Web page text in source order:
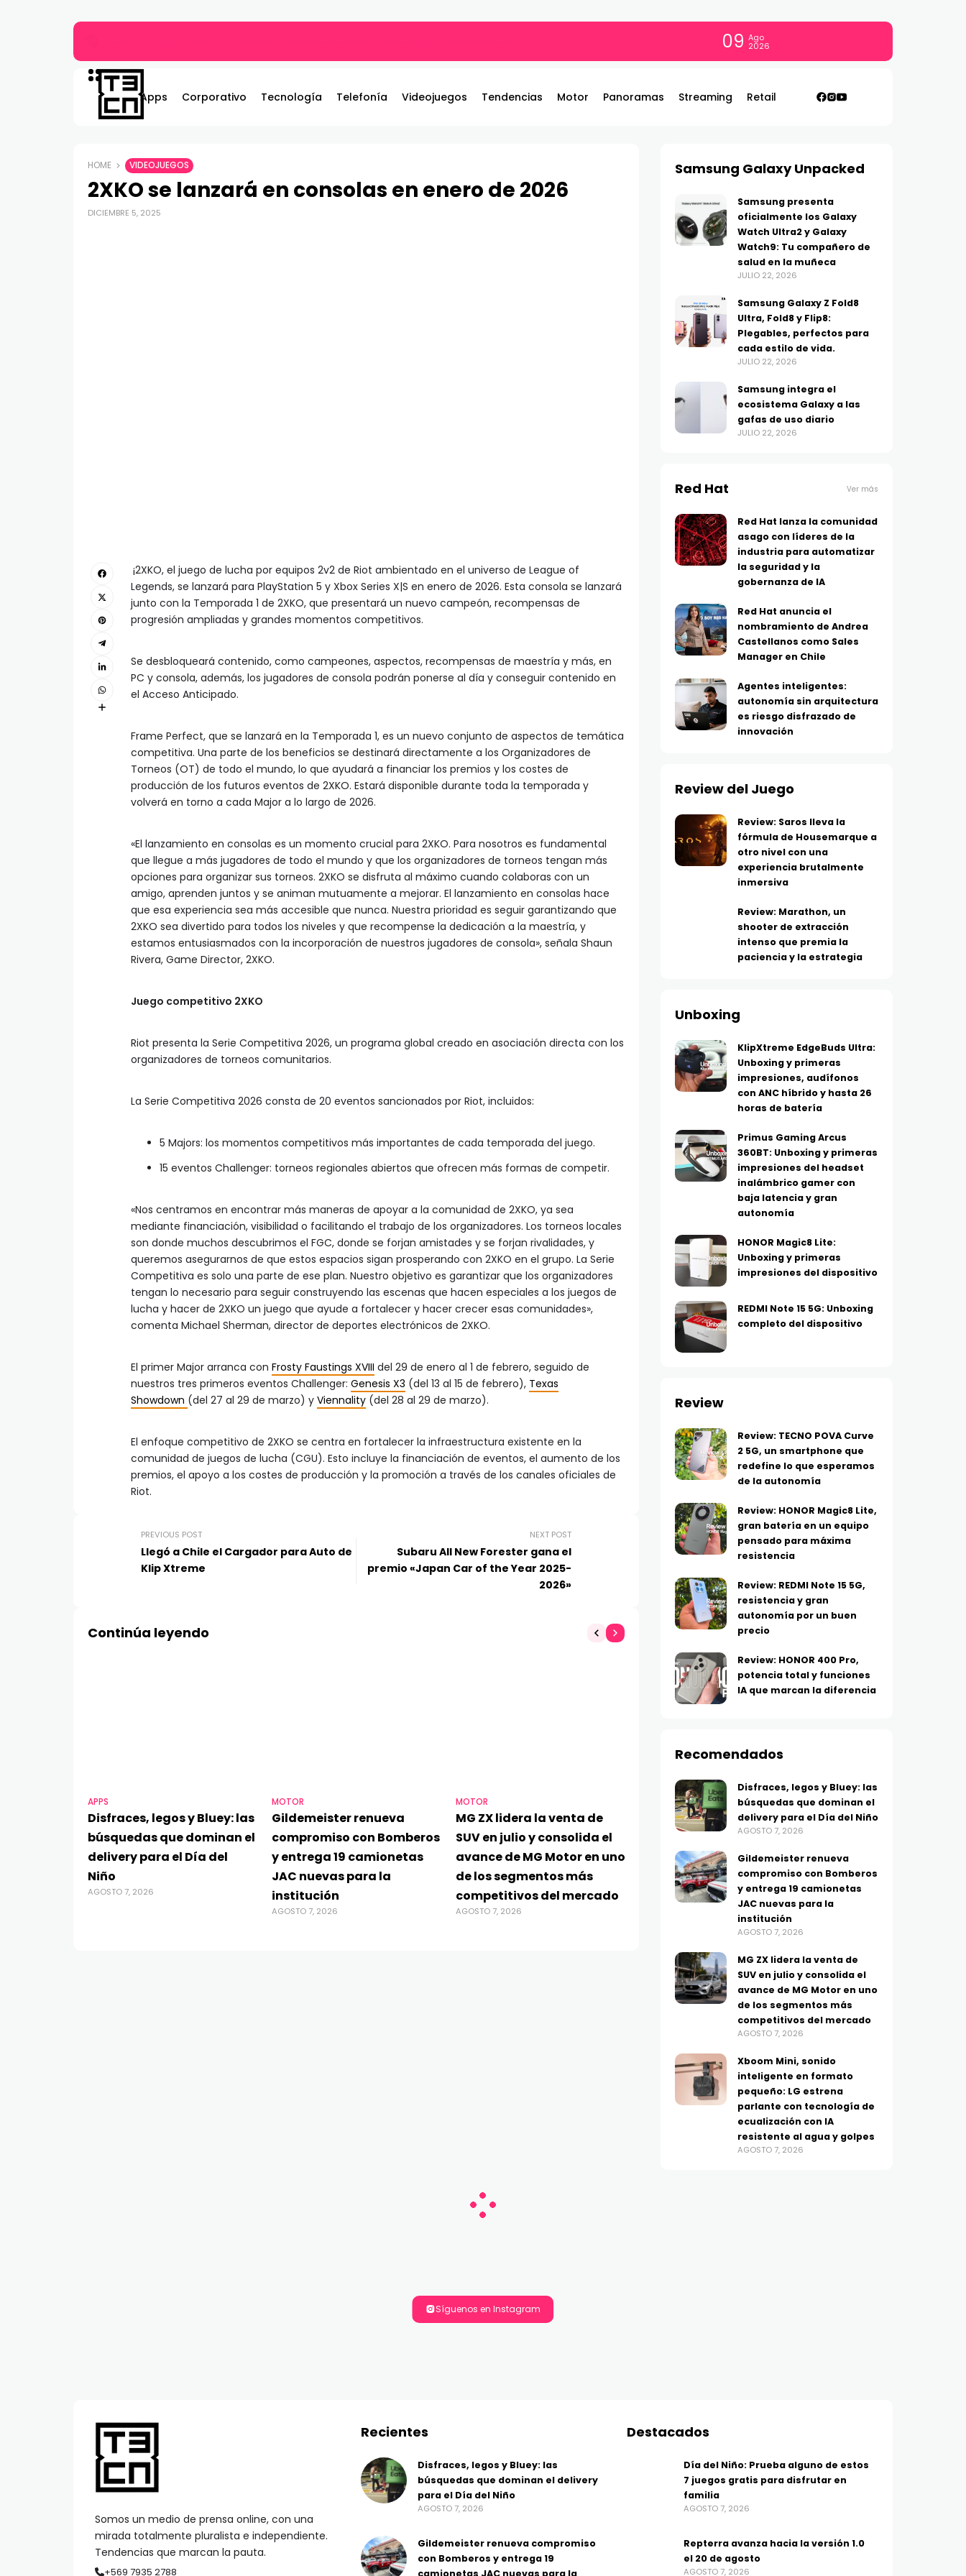
09 Ago
2026
Apps Corporativo Tecnología Telefonía Videojuegos Tendencias Motor Panoramas Streaming Retail
HOME VIDEOJUEGOS
2XKO se lanzará en consolas en enero de 2026
DICIEMBRE 5, 2025
¡2XKO, el juego de lucha por equipos 2v2 de Riot ambientado en el universo de League of
Legends, se lanzará para PlayStation 5 y Xbox Series X|S en enero de 2026. Esta consola se lanzará
junto con la Temporada 1 de 2XKO, que presentará un nuevo campeón, recompensas de
progresión ampliadas y grandes momentos competitivos.
Se desbloqueará contenido, como campeones, aspectos, recompensas de maestría y más, en
PC y consola, además, los jugadores de consola podrán ponerse al día y conseguir contenido en
el Acceso Anticipado.
Frame Perfect, que se lanzará en la Temporada 1, es un nuevo conjunto de aspectos de temática
competitiva. Una parte de los beneficios se destinará directamente a los Organizadores de
Torneos (OT) de todo el mundo, lo que ayudará a financiar los premios y los costes de
producción de los futuros eventos de 2XKO. Estará disponible durante toda la temporada y
volverá en torno a cada Major a lo largo de 2026.
«El lanzamiento en consolas es un momento crucial para 2XKO. Para nosotros es fundamental
que llegue a más jugadores de todo el mundo y que los organizadores de torneos tengan más
opciones para organizar sus torneos. 2XKO se disfruta al máximo cuando colaboras con un
amigo, aprenden juntos y se animan mutuamente a mejorar. El lanzamiento en consolas hace
que esa experiencia sea más accesible que nunca. Nuestra prioridad es seguir garantizando que
2XKO sea divertido para todos los niveles y que recompense la dedicación a la maestría, y
estamos entusiasmados con la incorporación de nuestros jugadores de consola», señala Shaun
Rivera, Game Director, 2XKO.
Juego competitivo 2XKO
Riot presenta la Serie Competitiva 2026, un programa global creado en asociación directa con los
organizadores de torneos comunitarios.
La Serie Competitiva 2026 consta de 20 eventos sancionados por Riot, incluidos:
5 Majors: los momentos competitivos más importantes de cada temporada del juego.
15 eventos Challenger: torneos regionales abiertos que ofrecen más formas de competir.
«Nos centramos en encontrar más maneras de apoyar a la comunidad de 2XKO, ya sea
mediante financiación, visibilidad o facilitando el trabajo de los organizadores. Los torneos locales
son donde muchos descubrimos el FGC, donde se forjan amistades y se forjan rivalidades, y
queremos asegurarnos de que estos espacios sigan prosperando con 2XKO en el grupo. La Serie
Competitiva es solo una parte de ese plan. Nuestro objetivo es garantizar que los organizadores
tengan lo necesario para seguir construyendo las escenas que hacen especiales a los juegos de
lucha y hacer de 2XKO un juego que ayude a fortalecer y hacer crecer esas comunidades»,
comenta Michael Sherman, director de deportes electrónicos de 2XKO.
El primer Major arranca con Frosty Faustings XVIII del 29 de enero al 1 de febrero, seguido de
nuestros tres primeros eventos Challenger: Genesis X3 (del 13 al 15 de febrero), Texas
Showdown (del 27 al 29 de marzo) y Viennality (del 28 al 29 de marzo).
El enfoque competitivo de 2XKO se centra en fortalecer la infraestructura existente en la
comunidad de juegos de lucha (CGU). Esto incluye la financiación de eventos, el aumento de los
premios, el apoyo a los costes de producción y la promoción a través de los canales oficiales de
Riot.
PREVIOUS POST
Llegó a Chile el Cargador para Auto de
Klip Xtreme
NEXT POST
Subaru All New Forester gana el
premio «Japan Car of the Year 2025-
2026»
Continúa leyendo
APPS
Disfraces, legos y Bluey: las
búsquedas que dominan el
delivery para el Día del
Niño
AGOSTO 7, 2026
MOTOR
Gildemeister renueva
compromiso con Bomberos
y entrega 19 camionetas
JAC nuevas para la
institución
AGOSTO 7, 2026
MOTOR
MG ZX lidera la venta de
SUV en julio y consolida el
avance de MG Motor en uno
de los segmentos más
competitivos del mercado
AGOSTO 7, 2026
TECNOLOGÍA
Xboom Mini, sonido
inteligente en formato
pequeño: LG estrena
parlante con tecnología de
ecualización con IA
resistente al agua y golpes
TECNOLOGÍA
Huawei se suma a los
con buenísimos
descuentos en
AGOSTO 7, 2026
Samsung Galaxy Unpacked
Samsung presenta
oficialmente los Galaxy
Watch Ultra2 y Galaxy
Watch9: Tu compañero de
salud en la muñeca
JULIO 22, 2026
Samsung Galaxy Z Fold8
Ultra, Fold8 y Flip8:
Plegables, perfectos para
cada estilo de vida.
JULIO 22, 2026
Samsung integra el
ecosistema Galaxy a las
gafas de uso diario
JULIO 22, 2026
Red Hat Ver más
Red Hat lanza la comunidad
asago con líderes de la
industria para automatizar
la seguridad y la
gobernanza de IA
Red Hat anuncia el
nombramiento de Andrea
Castellanos como Sales
Manager en Chile
Agentes inteligentes:
autonomía sin arquitectura
es riesgo disfrazado de
innovación
Review del Juego
Review: Saros lleva la
fórmula de Housemarque a
otro nivel con una
experiencia brutalmente
inmersiva
Review: Marathon, un
shooter de extracción
intenso que premia la
paciencia y la estrategia
Unboxing
KlipXtreme EdgeBuds Ultra:
Unboxing y primeras
impresiones, audífonos
con ANC híbrido y hasta 26
horas de batería
Primus Gaming Arcus
360BT: Unboxing y primeras
impresiones del headset
inalámbrico gamer con
baja latencia y gran
autonomía
HONOR Magic8 Lite:
Unboxing y primeras
impresiones del dispositivo
REDMI Note 15 5G: Unboxing
completo del dispositivo
Review
Review: TECNO POVA Curve
2 5G, un smartphone que
redefine lo que esperamos
de la autonomía
Review: HONOR Magic8 Lite,
gran batería en un equipo
pensado para máxima
resistencia
Review: REDMI Note 15 5G,
resistencia y gran
autonomía por un buen
precio
Review: HONOR 400 Pro,
potencia total y funciones
IA que marcan la diferencia
Recomendados
Disfraces, legos y Bluey: las
búsquedas que dominan el
delivery para el Día del Niño
AGOSTO 7, 2026
Gildemeister renueva
compromiso con Bomberos
y entrega 19 camionetas
JAC nuevas para la
institución
AGOSTO 7, 2026
MG ZX lidera la venta de
SUV en julio y consolida el
avance de MG Motor en uno
de los segmentos más
competitivos del mercado
AGOSTO 7, 2026
Xboom Mini, sonido
inteligente en formato
pequeño: LG estrena
parlante con tecnología de
ecualización con IA
resistente al agua y golpes
AGOSTO 7, 2026
Síguenos en Instagram
Somos un medio de prensa online, con una
mirada totalmente pluralista e independiente.
Tendencias que marcan la pauta.
+569 7935 2788
Recientes
Disfraces, legos y Bluey: las
búsquedas que dominan el delivery
para el Día del Niño
AGOSTO 7, 2026
Gildemeister renueva compromiso
con Bomberos y entrega 19
Destacados
Día del Niño: Prueba alguno de estos
7 juegos gratis para disfrutar en
familia
AGOSTO 7, 2026
Repterra avanza hacia la versión 1.0
el 20 de agosto
AGOSTO 7, 2026